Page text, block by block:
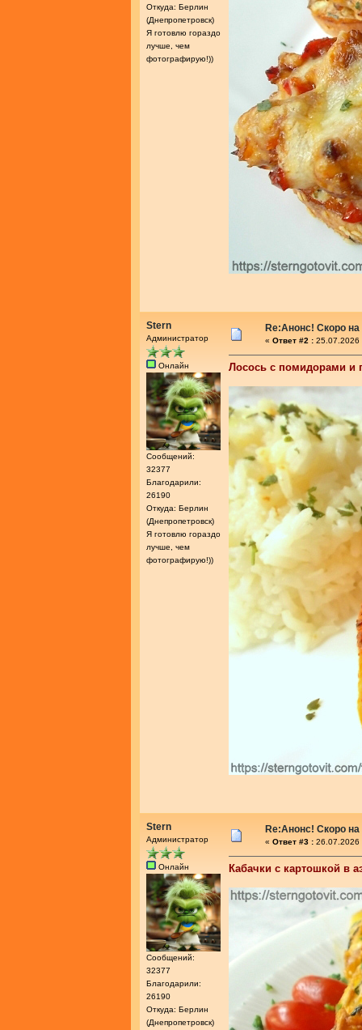
Откуда: Берлин
(Днепропетровск)
Я готовлю гораздо
лучше, чем
фотографирую!))
Stern
Администратор
Онлайн
Сообщений:
32377
Благодарили:
26190
Откуда: Берлин
(Днепропетровск)
Я готовлю гораздо
лучше, чем
фотографирую!))
Re:Анонс! Скоро
« Ответ #2 : 25.07.2026
Лосось с помидорами и
Stern
Администратор
Онлайн
Сообщений:
32377
Благодарили:
26190
Откуда: Берлин
(Днепропетровск)
Re:Анонс! Скоро
« Ответ #3 : 26.07.2026
Кабачки с картошкой в